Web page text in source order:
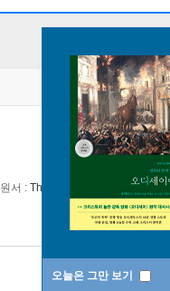
오늘은 그만 보기
원서 : The Devil Wears Prada
절판